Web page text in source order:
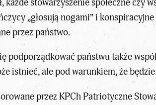
każde stowarzyszenie społeczne
„głosują nogami” i
przez państwo.
podporządkować państwu także
istnieć, ale pod warunkiem, że
przez KPCh Patriotyczne